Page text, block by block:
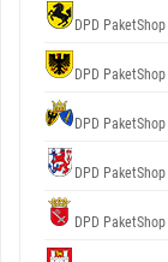
DPD PaketShop
DPD PaketShop
DPD PaketShop
DPD PaketShop
DPD PaketShop